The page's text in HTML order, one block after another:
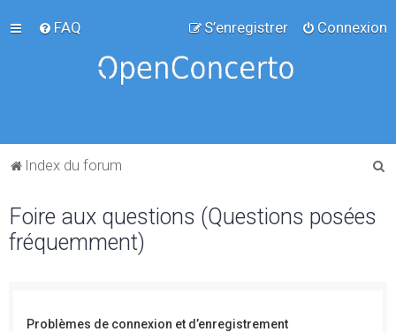
FAQ Connexion
S’enregistrer
Index du forum
Foire aux questions (Questions posées
fréquemment)
Problèmes de connexion et d’enregistrement